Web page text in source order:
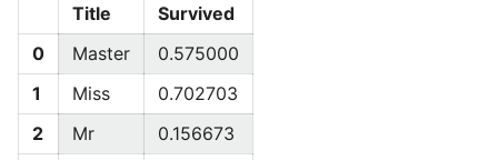
Title
Survived
0
Master
0.575000
1
Miss
0.702703
2
Mr
0.156673